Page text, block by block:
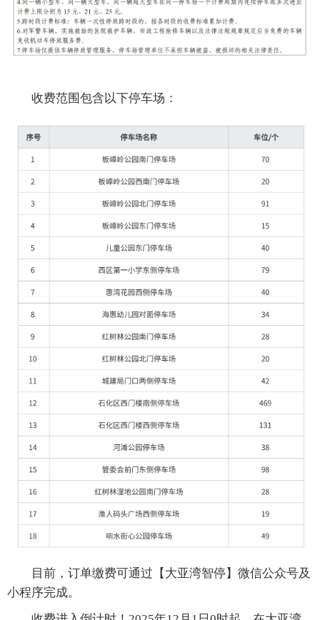
收费范围包含以下停车场：
目前，订单缴费可通过【大亚湾智停】微信公众号及
小程序完成。